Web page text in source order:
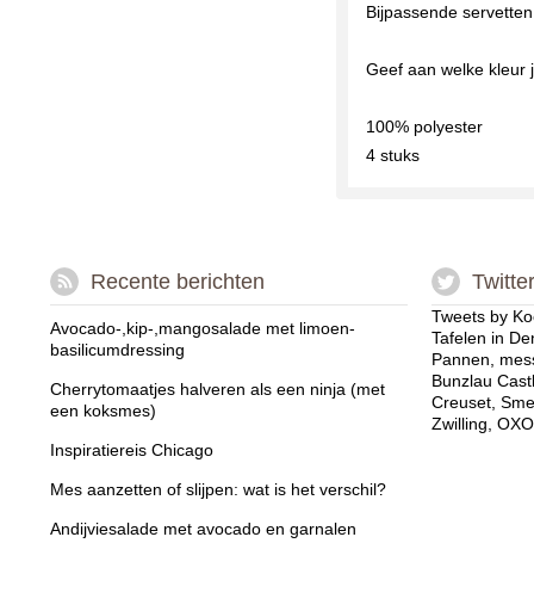
Bijpassende
Geef aan welke kleur
100% polyester
4 stuks
Recente berichten
Avocado-,kip-,mangosalade met limoen-
basilicumdressing
Cherrytomaatjes halveren als een ninja (met
een koksmes)
Inspiratiereis Chicago
Mes aanzetten of slijpen: wat is het verschil?
Andijviesalade met avocado en garnalen
Twitter
Tweets by
Tafelen in
Pannen,
Bunzlau
Creuset,
Zwilling,